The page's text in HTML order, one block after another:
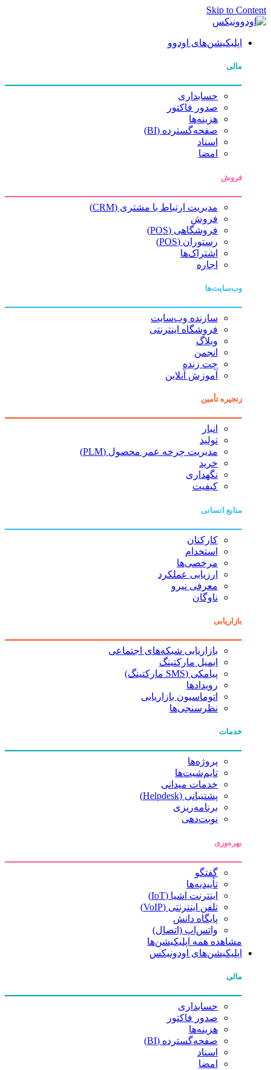
Skip to Content
اپلیکیشن‌های اودوو
مالی
حسابداری
صدور فاکتور
هزینه‌ها
صفحه‌گسترده (BI)
اسناد
امضا
فروش
مدیریت ارتباط با مشتری (CRM)
فروش
فروشگاهی (POS)
رستوران (POS)
اشتراک‌ها
اجاره
وب‌سایت‌ها
سازنده وب‌سایت
فروشگاه اینترنتی
وبلاگ
انجمن
چت زنده
آموزش آنلاین
زنجیره تأمین
انبار
تولید
مدیریت چرخه عمر محصول (PLM)
خرید
نگهداری
کیفیت
منابع انسانی
کارکنان
استخدام
مرخصی‌ها
ارزیابی عملکرد
معرفی نیرو
ناوگان
بازاریابی
بازاریابی شبکه‌های اجتماعی
ایمیل مارکتینگ
پیامکی (SMS مارکتینگ)
رویدادها
اتوماسیون بازاریابی
نظرسنجی‌ها
خدمات
پروژه‌ها
تایم‌شیت‌ها
خدمات میدانی
پشتیبانی (Helpdesk)
برنامه‌ریزی
نوبت‌دهی
بهره‌وری
گفتگو
تأییدیه‌ها
اینترنت اشیا (IoT)
تلفن اینترنتی (VoIP)
پایگاه دانش
واتس‌اپ (اتصال)
مشاهده همه اپلیکیشن‌ها
اپلیکیشن‌های اودونیکس
مالی
حسابداری
صدور فاکتور
هزینه‌ها
صفحه‌گسترده (BI)
اسناد
امضا